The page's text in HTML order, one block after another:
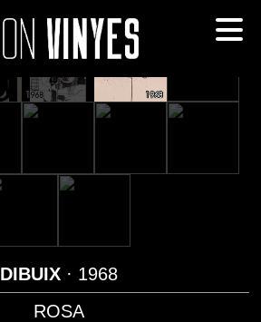
DIBUIX · 1968
ROSA